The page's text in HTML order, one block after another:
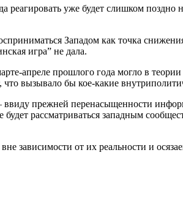
реагировать уже будет слишком поздно
Западом как точка
игра” не дала.
апреле прошлого года могло в
вызывало бы кое-какие
ввиду прежней перенасыщенности
рассматриваться западным
зависимости от их реальности и